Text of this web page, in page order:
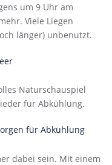
um 9 Uhr am
Viele Liegen
länger) unbenutzt.
Naturschauspiel
für Abkühlung.
dabei sein. Mit einem